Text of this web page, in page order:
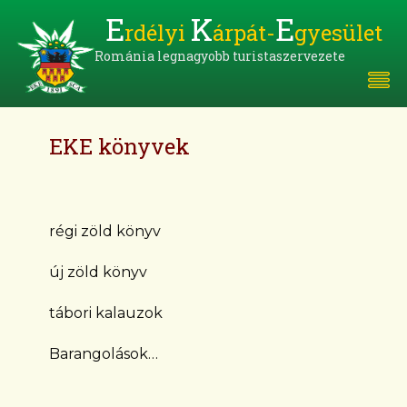
Erdélyi Kárpát-Egyesület
Románia legnagyobb turistaszervezete
EKE könyvek
régi zöld könyv
új zöld könyv
tábori kalauzok
Barangolások…